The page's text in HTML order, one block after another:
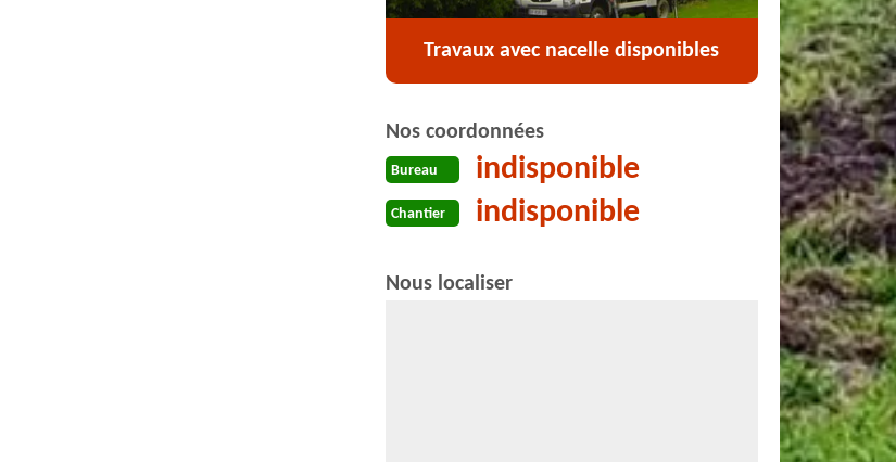
Travaux avec nacelle disponibles
Nos coordonnées
Bureau indisponible
Chantier indisponible
Nous localiser